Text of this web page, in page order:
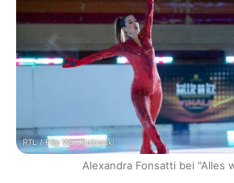
RTL / Filip Warchalowski
Alexandra Fonsatti bei "Alles